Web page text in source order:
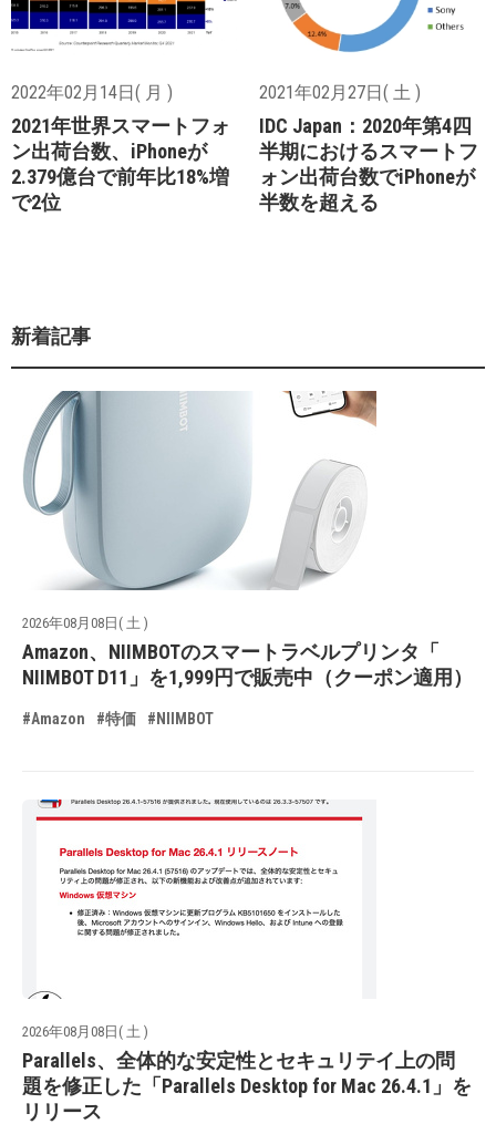
2022年02月14日( 月 )
2021年世界スマートフォ
ン出荷台数、iPhoneが
2.379億台で前年比18%増
で2位
2021年02月27日( 土 )
IDC Japan：2020年第4四
半期におけるスマートフ
ォン出荷台数でiPhoneが
半数を超える
新着記事
2026年08月08日( 土 )
Amazon、NIIMBOTのスマートラベルプリンタ「
NIIMBOT D11」を1,999円で販売中（クーポン適用）
#Amazon #特価 #NIIMBOT
2026年08月08日( 土 )
Parallels、全体的な安定性とセキュリテイ上の問
題を修正した「Parallels Desktop for Mac 26.4.1」を
リリース